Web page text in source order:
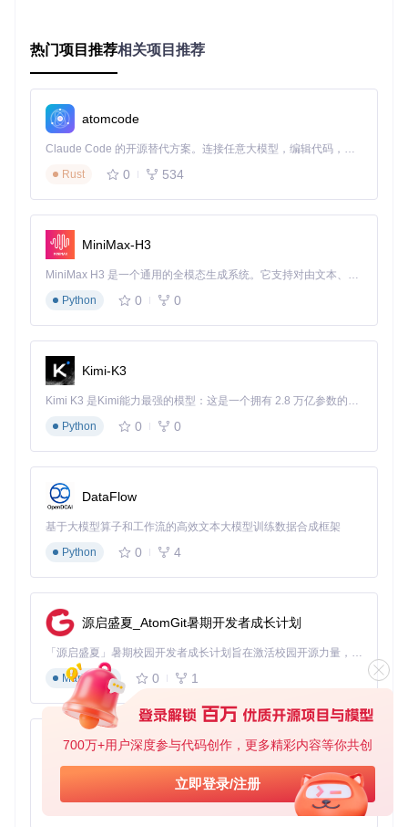
700万+用户深度参与代码创作，更多精彩内容等你共创
立即登录/注册
游戏流程自动化模块（sr
c/main/shards/auto-game
flow/）
动操作
窗口管理模块（src/main/
shards/window-manage
r/）
口
式
实战进阶指南：从安装到精通
快速上手安装步骤
git clone https://gitcode.com/gh_mirrors/le/League-
安装必要依赖
cd League-Toolkit
yarn build:win # 构建适用于Windows系统的项目
yarn dev
功能使用技巧
英雄选择优化：在设置中根据自己的游戏风格和擅长位置，
合理配置英雄选择优先级，让智能助手帮你选出最适合的英
数据利用方法：定期查看智能助手提供的战绩分析报告，了
解自己的优势和不足，有针对性地进行练习和改进。
通过这款英雄联盟智能助手，你可以在游戏中获得更多优势，
突破自己的游戏瓶颈。记住，工具只是辅助，真正的游戏技巧
还需要你在实战中不断积累和提升。现在就开始体验这款智能
助手，让你的英雄联盟之旅更加顺畅和精彩吧！
下载源代码
An all-in-one toolkit for LeagueClient. Gathering power 🚀.
热门项目推荐相关项目推荐
atomcode
Claude Code 的开源替代方案。连接任意大模型，编辑代码，运行命令，自动验证 — 全自动执行。用 Rust 构建，极致性能。 ｜ An open-source alternative to Claude Code. Connect any LLM, edit code, run commands, and verify changes — autonomously. Built in Rust for speed. Get Started
Rust
0 534
MiniMax-H3
MiniMax H3 是一个通用的全模态生成系统。它支持对由文本、图像、视频和音频组成的多模态上下文进行统一理解，并能生成分辨率高达 2K、时长可达 15 秒的带原生立体声音频的视频。得益于面向任务泛化的系统设计，H3 在预训练阶段就已具备广泛的多模态上下文理解与生成能力，能够出色地执行复杂的多模态指令。
Python
0 0
Kimi-K3
Kimi K3 是Kimi能力最强的模型：这是一个拥有 2.8 万亿参数的混合专家（MoE）模型，具备原生视觉理解能力，并支持 100 万 token 的上下文窗口。
Python
0 0
DataFlow
基于大模型算子和工作流的高效文本大模型训练数据合成框架
Python
0 4
源启盛夏_AtomGit暑期开发者成长计划
「源启盛夏」暑期校园开发者成长计划旨在激活校园开源力量，通过积分激励、认证扶持、资源倾斜等形式，引导高校组织和开发者完成「入驻 — 建项目 — 做贡献 — 获认证 — 得资源」的完整闭环。无论你是想带领社团入驻平台的组织者，还是希望用代码贡献证明自己的开发者，都能在这里找到属于你的成长路径。
Markdown
0 1
py-xiaozhi
基于Python的Xiaozhi AI，适用于想要完整Xiaozhi体验而无需拥有专用硬件的用户。
Python
0 1